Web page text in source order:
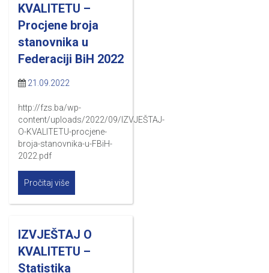
KVALITETU –
Procjene broja
stanovnika u
Federaciji BiH 2022
21.09.2022
http://fzs.ba/wp-
content/uploads/2022/09/IZVJEŠTAJ-
O-KVALITETU-procjene-
broja-stanovnika-u-FBiH-
2022.pdf
Pročitaj više
IZVJEŠTAJ O
KVALITETU –
Statistika